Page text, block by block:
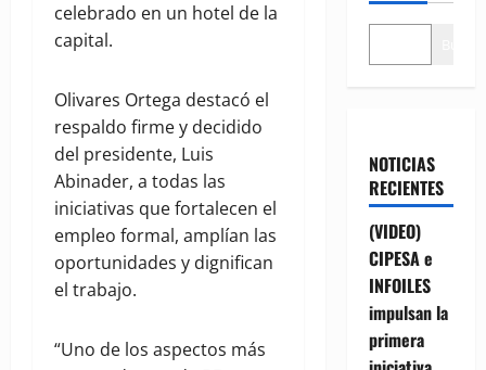
celebrado en un hotel de la
capital.
Olivares Ortega destacó el
respaldo firme y decidido
del presidente, Luis
Abinader, a todas las
iniciativas que fortalecen el
empleo formal, amplían las
oportunidades y dignifican
el trabajo.
“Uno de los aspectos más
NOTICIAS
RECIENTES
(VIDEO)
CIPESA e
INFOILES
impulsan la
primera